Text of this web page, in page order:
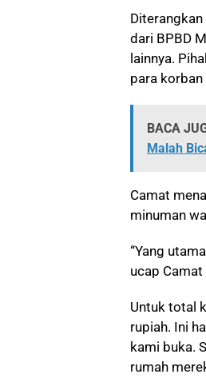
dari BPBD
lainnya.
para
BACA
Malah
Camat
minuman
“Yang
ucap
Untuk total
rupiah. Ini
kami buka.
rumah